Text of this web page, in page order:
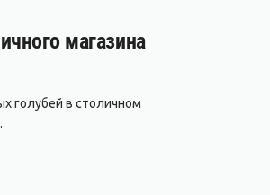
магазина
голубей в столичном